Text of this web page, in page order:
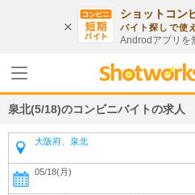
ショットコン
バイト探しで使
Androdアプリを
泉北(5/18)のコンビニバイトの求人
大阪府、泉北
05/18(月)